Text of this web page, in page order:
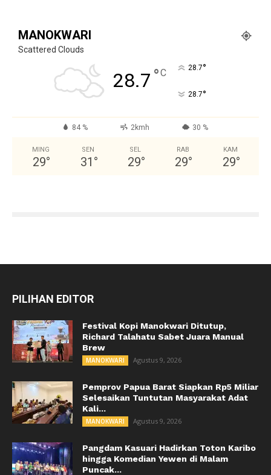
MANOKWARI
Scattered Clouds
28.7 °C 28.7°
28.7°
84 % 2kmh 30 %
MING
29°
SEN
31 °
SEL
29°
RAB
29°
KAM
29°
PILIHAN EDITOR
Festival Kopi Manokwari Ditutup,
Richard Talahatu Sabet Juara Manual
Brew
MANOKWARI Agustus 9, 2026
Pemprov Papua Barat Siapkan Rp5 Miliar
Selesaikan Tuntutan Masyarakat Adat
Kali...
MANOKWARI Agustus 9, 2026
Pangdam Kasuari Hadirkan Toton Karibo
hingga Komedian Yewen di Malam
Puncak...